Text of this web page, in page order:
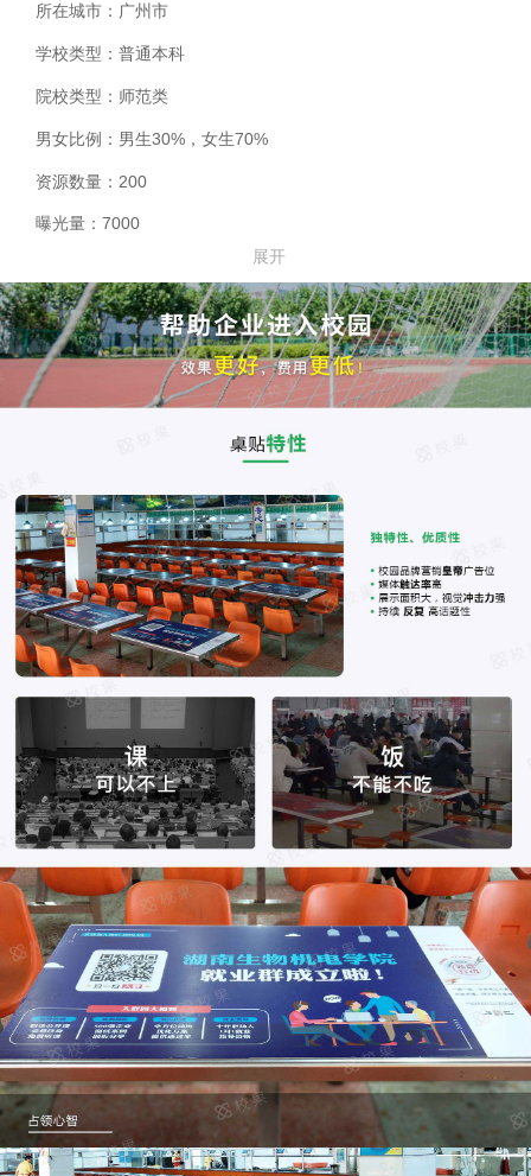
所在城市： 广州市
学校类型： 普通本科
院校类型： 师范类
男女比例： 男生30%，女生70%
资源数量： 200
曝光量： 7000
展开